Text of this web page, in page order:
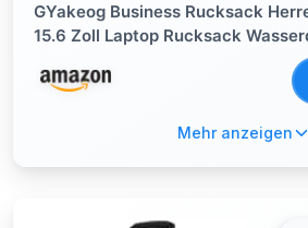
GYakeog Business Rucksack
15.6 Zoll Laptop Rucksack
Herren Arbeit für Reise Uni Büro-
Mehr anzeigen